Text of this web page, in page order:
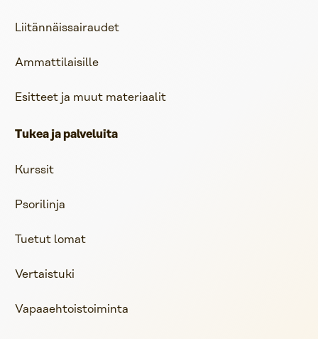
Liitännäissairaudet
Ammattilaisille
Esitteet ja muut materiaalit
Tukea ja palveluita
Kurssit
Psorilinja
Tuetut lomat
Vertaistuki
Vapaaehtoistoiminta